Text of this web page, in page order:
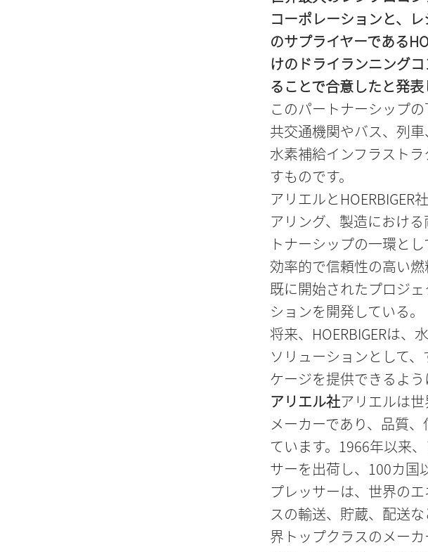
コーポレーションと、
のサプライヤーである
けのドライランニング
ることで合意したと発表
このパートナーシップ
共交通機関やバス、列
水素補給インフラスト
すものです。
アリエルと
アリング、製造におけ
トナーシップの一環と
効率的で信頼性の高い
既に開始されたプロジ
ションを開発している。
将来、HOERBIGERは
ソリューションとして
ケージを提供できるよう
アリエル社アリエルは
メーカーであり、品質
ています。1966年以来
サーを出荷し、100カ国
プレッサーは、世界の
スの輸送、貯蔵、配送
界トップクラスのメー